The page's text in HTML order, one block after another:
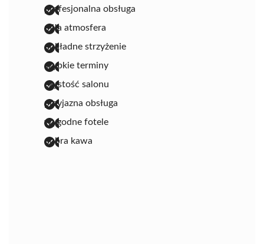
profesjonalna obsługa
miła atmosfera
dokładne strzyżenie
szybkie terminy
czystość salonu
przyjazna obsługa
wygodne fotele
dobra kawa